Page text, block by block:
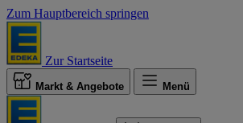
Zum Hauptbereich springen
Zur Startseite
Markt & Angebote Menü